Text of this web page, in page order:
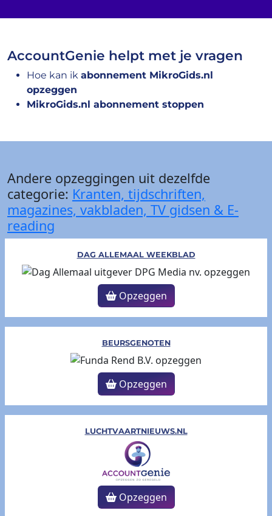
AccountGenie helpt met je vragen
Hoe kan ik abonnement MikroGids.nl
opzeggen
MikroGids.nl abonnement stoppen
Andere opzeggingen uit dezelfde
categorie: Kranten, tijdschriften,
magazines, vakbladen, TV gidsen & E-
reading
DAG ALLEMAAL WEEKBLAD
Opzeggen
BEURSGENOTEN
Opzeggen
LUCHTVAARTNIEUWS.NL
Opzeggen